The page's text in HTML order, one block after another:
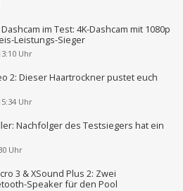
im Test: 4K-Dashcam mit 1080p
Leistungs-Sieger
Uhr
2: Dieser Haartrockner pustet euch
Uhr
Nachfolger des Testsiegers hat ein
Uhr
3 & XSound Plus 2: Zwei
Speaker für den Pool